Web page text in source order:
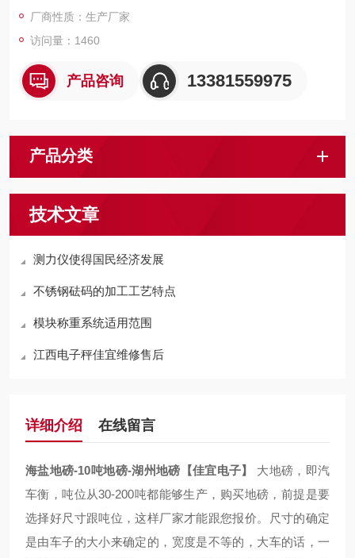
厂商性质：生产厂家
访问量：1460
产品咨询 13381559975
产品分类
技术文章
测力仪使得国民经济发展
不锈钢砝码的加工工艺特点
模块称重系统适用范围
江西电子秤佳宜维修售后
详细介绍 在线留言
海盐地磅-10吨地磅-湖州地磅【佳宜电子】 大地磅，即汽
车衡，吨位从30-200吨都能够生产，购买地磅，前提是要
选择好尺寸跟吨位，这样厂家才能跟您报价。尺寸的确定
是由车子的大小来确定的，宽度是不等的，大车的话，一